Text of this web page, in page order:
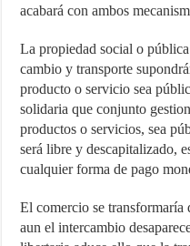
acabará con ambos
La propiedad social o
cambio y transporte
producto o servicio sea
solidaria que conjunto
productos o servicios, sea
será libre y descapitalizado,
cualquier forma de pago
El comercio se transformaría
aun el intercambio